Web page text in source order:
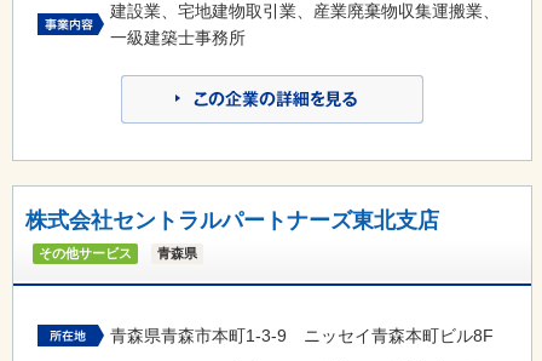
建設業、宅地建物取引業、産業廃棄物収集運搬業、
一級建築士事務所
株式会社セントラルパートナーズ東北支店
その他サービス 青森県
青森県青森市本町1-3-9 ニッセイ青森本町ビル8F